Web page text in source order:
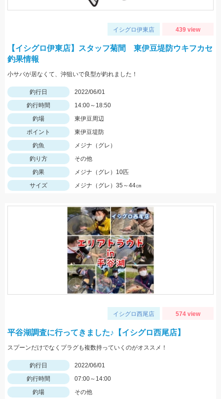
イシグロ伊東店 439 view
【イシグロ伊東店】スタッフ菊間 東伊豆堤防ウキフカセ
釣果情報
小サバが居なくて、沖狙いで良型が釣れました！
釣行日
2022/06/01
釣行時間
14:00～18:50
釣場
東伊豆周辺
ポイント
東伊豆堤防
釣魚
メジナ（グレ）
釣り方
その他
釣果
メジナ（グレ）10匹
サイズ
メジナ（グレ）35～44㎝
イシグロ西尾店 574 view
平谷湖調査に行ってきました♪【イシグロ西尾店】
スプーンだけでなくプラグも複数持っていくのがオススメ！
釣行日
2022/06/01
釣行時間
07:00～14:00
釣場
その他